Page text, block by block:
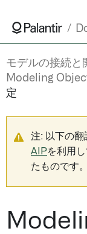
モデルの接続と
Modeling
定
注: 以下の翻
AIPを利用
たものです。